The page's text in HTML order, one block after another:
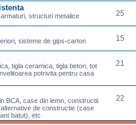
structuri metalice 25
sisteme de gips-carton 15
tigla ceramica, tigla beton, tot
potrivita pentru casa
21
BCA, case din lemn, constructii
de constructie (case
batut), etc
22